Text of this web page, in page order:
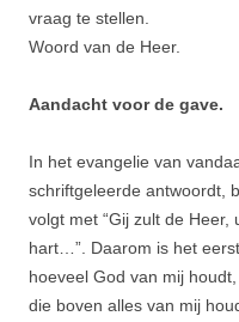
vraag te stellen.
Woord van de Heer.
Aandacht voor de gave.
In het evangelie van
schriftgeleerde antwoordt,
volgt met “Gij zult de
hart…”. Daarom is het
hoeveel God van mij
die boven alles van mij